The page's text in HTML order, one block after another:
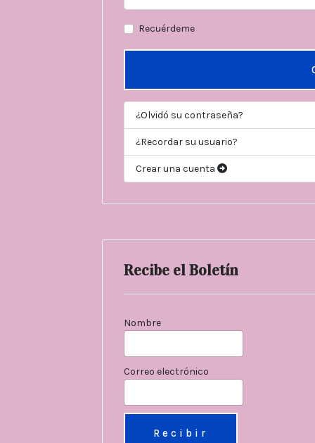
Recuérdeme
¿Olvidó su contraseña?
¿Recordar su usuario?
Crear una cuenta
Recibe el Boletín
Nombre
Correo electrónico